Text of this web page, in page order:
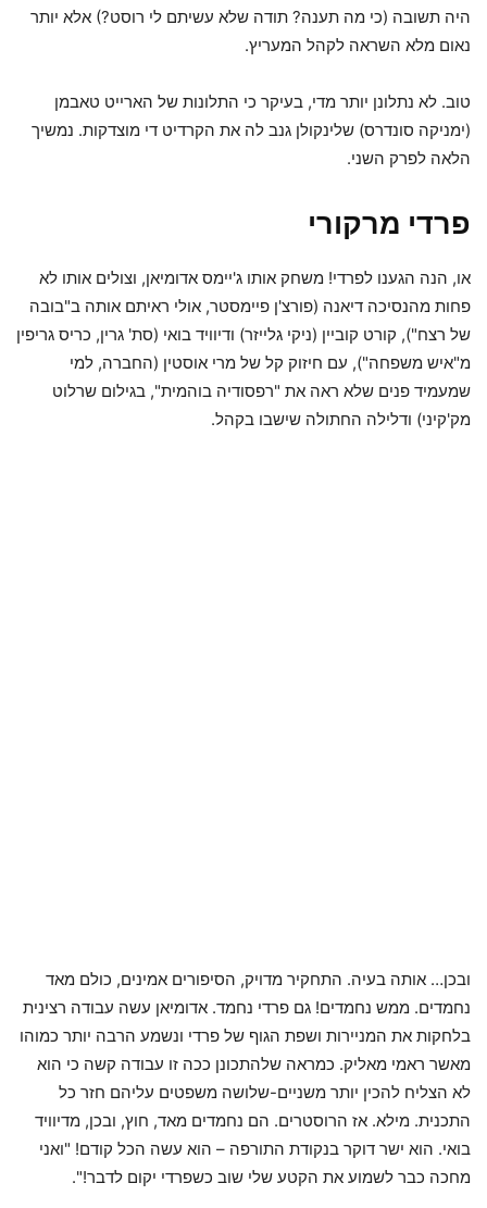
היה תשובה (כי מה תענה? תודה שלא עשיתם לי רוסט?) אלא יותר
נאום מלא השראה לקהל המעריץ.
טוב. לא נתלונן יותר מדי, בעיקר כי התלונות של הארייט טאבמן
(ימניקה סונדרס) שלינקולן גנב לה את הקרדיט די מוצדקות. נמשיך
הלאה לפרק השני.
פרדי מרקורי
או, הנה הגענו לפרדי! משחק אותו ג'יימס אדומיאן, וצולים אותו לא
פחות מהנסיכה דיאנה (פורצ'ן פיימסטר, אולי ראיתם אותה ב"בובה
של רצח"), קורט קוביין (ניקי גלייזר) ודיוויד בואי (סת' גרין, כריס גריפין
מ"איש משפחה"), עם חיזוק קל של מרי אוסטין (החברה, למי
שמעמיד פנים שלא ראה את "רפסודיה בוהמית", בגילום שרלוט
מק'קיני) ודלילה החתולה שישבו בקהל.
ובכן… אותה בעיה. התחקיר מדויק, הסיפורים אמינים, כולם מאד
נחמדים. ממש נחמדים! גם פרדי נחמד. אדומיאן עשה עבודה רצינית
בלחקות את המניירות ושפת הגוף של פרדי ונשמע הרבה יותר כמוהו
מאשר ראמי מאליק. כמראה שלהתכונן ככה זו עבודה קשה כי הוא
לא הצליח להכין יותר משניים-שלושה משפטים עליהם חזר כל
התכנית. מילא. אז הרוסטרים. הם נחמדים מאד, חוץ, ובכן, מדיוויד
בואי. הוא ישר דוקר בנקודת התורפה – הוא עשה הכל קודם! "ואני
מחכה כבר לשמוע את הקטע שלי שוב כשפרדי יקום לדבר!".